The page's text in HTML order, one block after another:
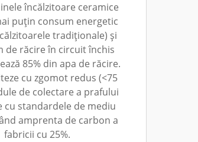
încălzitoare ceramice
puțin consum energetic
tradiționale) și
de răcire în circuit închis
85% din apa de răcire.
cu zgomot redus (<75
de colectare a prafului
cu standardele de mediu
amprenta de carbon a
fabricii cu 25%.